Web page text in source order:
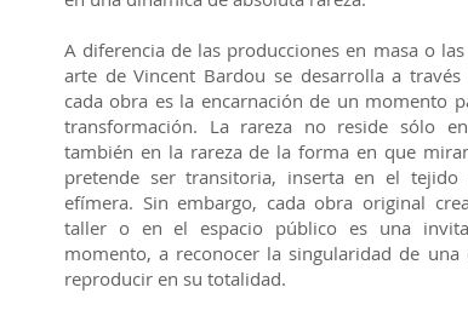
A diferencia de las producciones en masa o
arte de Vincent Bardou se desarrolla a
cada obra es la encarnación de un momento
transformación. La rareza no reside sólo
también en la rareza de la forma en que
pretende ser transitoria, inserta en el
efímera. Sin embargo, cada obra original
taller o en el espacio público es una
momento, a reconocer la singularidad de
reproducir en su totalidad.